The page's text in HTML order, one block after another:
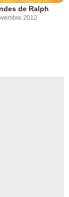
de Ralph
2012